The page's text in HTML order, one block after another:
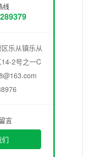
线
乐从镇乐从
2号之一C
言